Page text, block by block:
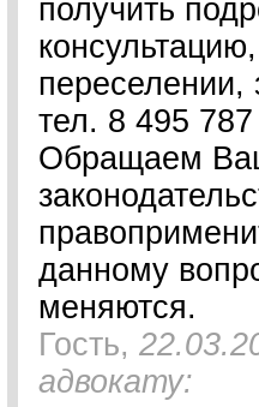
получить
переселении,
тел. 8 495
Обращаем
данному
меняются.
Гость,
адвокату: